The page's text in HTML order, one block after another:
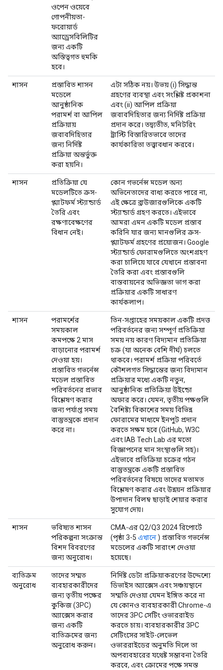
ওপেন ওয়েবে
গোপনীয়তা-
ফরোয়ার্ড
অ্যাড্রেসবিলিটির
জন্য একটি
অস্তিত্বগত হুমকি
হবে।
শাসন
প্রস্তাবিত শাসন
মডেলে
আনুষ্ঠানিক
পরামর্শ বা আপিল
প্রক্রিয়ায়
জবাবদিহিতার
জন্য নির্দিষ্ট
প্রক্রিয়া অন্তর্ভুক্ত
করা হয়নি।
এটা সঠিক নয়। উভয় (i) সিদ্ধান্ত
গ্রহণের ব্যবস্থা এবং সংশ্লিষ্ট প্রকাশনা
এবং (ii) আপিল প্রক্রিয়া
জবাবদিহিতার জন্য নির্দিষ্ট প্রক্রিয়া
প্রদান করে। তদ্ব্যতীত, মনিটরিং
ট্রাস্টি বিস্তারিতভাবে তাদের
কার্যকারিতা তত্ত্বাবধান করবে।
শাসন
প্রতিক্রিয়া যে
মডেলটিতে ক্রস-
প্ল্যাটফর্ম স্ট্যান্ডার্ড
তৈরি এবং
রক্ষণাবেক্ষণের
বিধান নেই।
কোন গভর্নেন্স মডেল অন্য
অভিনেতাদের বাধ্য করতে পারে না,
এই ক্ষেত্রে ব্রাউজারগুলিকে একটি
স্ট্যান্ডার্ড গ্রহণ করতে। এইভাবে
আমরা এমন একটি মডেল প্রস্তাব
করিনি যার জন্য মানগুলির ক্রস-
প্ল্যাটফর্ম গ্রহণের প্রয়োজন। Google
স্ট্যান্ডার্ড ফোরামগুলিতে অংশগ্রহণ
করা চালিয়ে যাবে যেখানে প্রস্তাবনা
তৈরি করা এবং প্রস্তাবগুলি
বাস্তবায়নের অভিজ্ঞতা ভাগ করা
প্রক্রিয়ার একটি সাধারণ
কার্যকলাপ।
শাসন
পরামর্শের
সময়কাল
কমপক্ষে 2 মাস
বাড়ানোর পরামর্শ
দেওয়া হয়।
প্রস্তাবিত গভর্নেন্স
মডেল প্রস্তাবিত
পরিবর্তনের প্রভাব
বিশ্লেষণ করার
জন্য পর্যাপ্ত সময়
বাস্তুতন্ত্রকে প্রদান
করে না।
তিন-সপ্তাহের সময়কাল একটি প্রদত্ত
পরিবর্তনের জন্য সম্পূর্ণ প্রতিক্রিয়া
সময় নয় কারণ বিদ্যমান প্রতিক্রিয়া
চক্র (যা অনেক বেশি দীর্ঘ) চলতে
থাকবে। পরামর্শ প্রক্রিয়া পরিবর্তে
কৌশলগত সিদ্ধান্তের জন্য বিদ্যমান
প্রক্রিয়ার মধ্যে একটি নতুন,
আনুষ্ঠানিক প্রতিক্রিয়া উইন্ডো
অফার করে। যেমন, তৃতীয় পক্ষগুলি
বৈশিষ্ট্য বিকাশের সময় বিভিন্ন
ফোরামের মাধ্যমে ইনপুট প্রদান
করতে সক্ষম হবে (GitHub, W3C
এবং IAB Tech Lab এর মতো
বিজ্ঞাপনের মান সংস্থাগুলি সহ)।
এইভাবে প্রতিক্রিয়া চক্রের গঠন
বাস্তুতন্ত্রকে একটি প্রস্তাবিত
পরিবর্তনের বিষয়ে তাদের মতামত
বিশ্লেষণ করার এবং উন্নয়ন প্রক্রিয়ার
উপাদান বিলম্ব ছাড়াই শেয়ার করার
সুযোগ দেয়।
শাসন
ভবিষ্যত শাসন
পরিকল্পনা সংক্রান্ত
বিশদ বিবরণের
জন্য অনুরোধ।
CMA-এর Q2/Q3 2024 রিপোর্টে
(পৃষ্ঠা 3-5 এখানে) প্রস্তাবিত গভর্নেন্স
মডেলের একটি সারাংশ দেওয়া
হয়েছে।
ব্যতিক্রম
অনুরোধ
তাদের সম্মত
ব্যবহারকারীদের
জন্য তৃতীয় পক্ষের
কুকিজ (3PC)
অ্যাক্সেস করার
জন্য একটি
ব্যতিক্রমের জন্য
অনুরোধ করুন।
নির্দিষ্ট ডেটা প্রক্রিয়াকরণের উদ্দেশ্যে
ডিভাইস অ্যাক্সেস এবং সঞ্চয়স্থানে
সম্মতি দেওয়া যেমন ইঙ্গিত করে না
যে কোনও ব্যবহারকারী Chrome-এ
তাদের 3PC সেটিং ওভাররাইড
করতে চায়। ব্যবহারকারীর 3PC
সেটিংসের সাইট-লেভেল
ওভাররাইডের অনুমতি দিলে তা
অপব্যবহারের যথেষ্ট সম্ভাবনা তৈরি
করবে, এবং ক্রোমের পক্ষে সমস্ত